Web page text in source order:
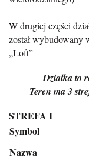
W drugiej części
został wybudowany
„Loft”
Działka to
Teren ma 3
STREFA I
Symbol
Nazwa